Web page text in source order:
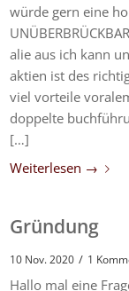
würde gern eine
alie aus ich kann
aktien ist des
viel vorteile
doppelte
[…]
Weiterlesen →
Gründung
10 Nov. 2020 / 1
Hallo mal eine